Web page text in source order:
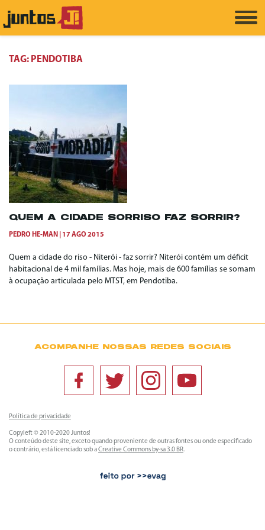
TAG: PENDOTIBA
QUEM A CIDADE SORRISO FAZ SORRIR?
PEDRO HE-MAN 17 AGO 2015
Quem a cidade do riso - Niterói - faz sorrir? Niterói contém um déficit
habitacional de 4 mil famílias. Mas hoje, mais de 600 famílias se somam
à ocupação articulada pelo MTST, em Pendotiba.
ACOMPANHE NOSSAS REDES SOCIAIS
Política de privacidade
Copyleft © 2010-2020 Juntos!
O conteúdo deste site, exceto quando proveniente de outras fontes ou onde especificado
o contrário, está licenciado sob aCreative Commons by-sa 3.0 BR.